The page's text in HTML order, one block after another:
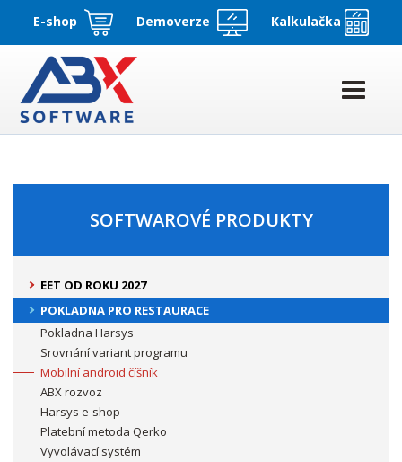
E-shop Demoverze Kalkulačka
SOFTWAROVÉ PRODUKTY
EET OD ROKU 2027
POKLADNA PRO RESTAURACE
Pokladna Harsys
Srovnání variant programu
Mobilní android číšník
ABX rozvoz
Harsys e-shop
Platební metoda Qerko
Vyvolávací systém